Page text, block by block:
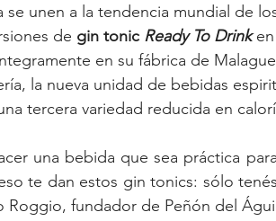
unen a la tendencia mundial de
de gin tonic Ready To Drink en
en su fábrica de
la nueva unidad de bebidas
tercera variedad reducida en
una bebida que sea práctica
te dan estos gin tonics: sólo
Roggio, fundador de Peñón del